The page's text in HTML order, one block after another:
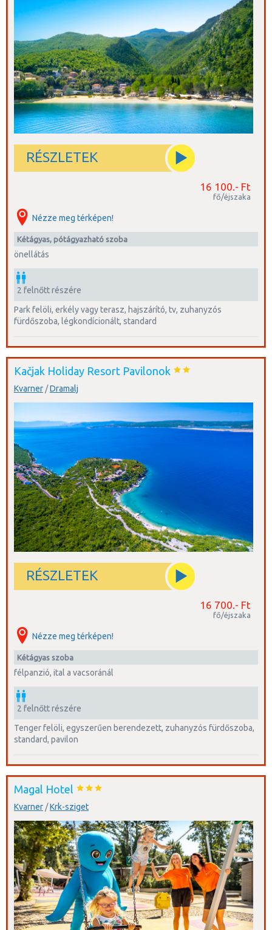
Lüszipposz görög szobrász alkotása az i. e. 4. századból. Ne
feledkezzünk meg azonban a Krk szigetén talált, 1100-ból származó
baškai kőtáblárólsem, amely az első horvát írásos nyelvemlék.
RÉSZLETEK
16 100.- Ft
fő/éjszaka
Nézze meg térképen!
kétágyas, pótágyazható szoba
önellátás
2 felnőtt részére
park felöli, erkély vagy terasz, hajszárító, tv, zuhanyzós
fürdőszoba, légkondícionált, standard
Kačjak Holiday Resort Pavilonok
Kvarner/Dramalj
RÉSZLETEK
16 700.- Ft
fő/éjszaka
Nézze meg térképen!
kétágyas szoba
félpanzió, ital a vacsoránál
2 felnőtt részére
tenger felöli, egyszerűen berendezett, zuhanyzós fürdőszoba,
standard, pavilon
Magal Hotel
Kvarner/Krk-sziget